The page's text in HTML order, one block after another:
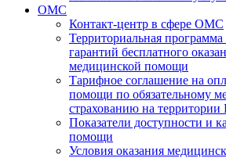
ОМС
Контакт-центр в сфере ОМС
Территориальная
гарантий бесплатного
медицинской помощи
Тарифное соглашение на
помощи по обязательному
страхованию на территории
Показатели доступности и
помощи
Условия оказания